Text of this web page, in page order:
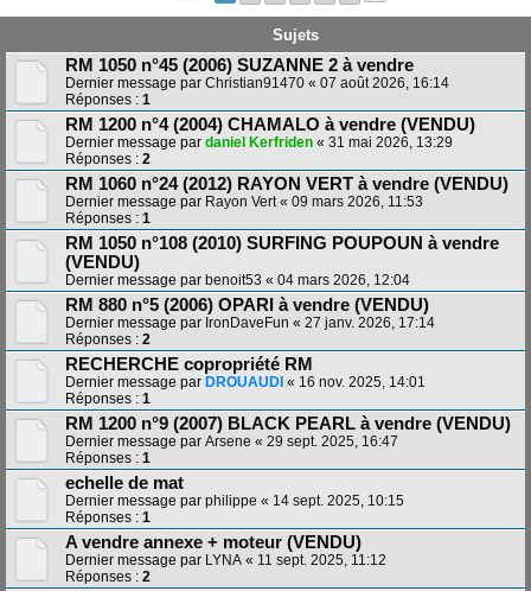
Sujets
RM 1050 n°45 (2006) SUZANNE 2 à vendre
Dernier message par Christian91470 « 07 août 2026, 16:14
Réponses : 1
RM 1200 n°4 (2004) CHAMALO à vendre (VENDU)
Dernier message par daniel Kerfriden « 31 mai 2026, 13:29
Réponses : 2
RM 1060 n°24 (2012) RAYON VERT à vendre (VENDU)
Dernier message par Rayon Vert« 09 mars 2026, 11:53
Réponses : 1
RM 1050 n°108 (2010) SURFING POUPOUN à vendre
(VENDU)
Dernier message par benoit53 « 04 mars 2026, 12:04
RM 880 n°5 (2006) OPARI à vendre (VENDU)
Dernier message par IronDaveFun « 27 janv. 2026, 17:14
Réponses : 2
RECHERCHE copropriété RM
Dernier message par DROUAUDI « 16 nov. 2025, 14:01
Réponses : 1
RM 1200 n°9 (2007) BLACK PEARL à vendre (VENDU)
Dernier message par Arsene « 29 sept. 2025, 16:47
Réponses : 1
echelle de mat
Dernier message par philippe « 14 sept. 2025, 10:15
Réponses : 1
A vendre annexe + moteur (VENDU)
Dernier message par LYNA « 11 sept. 2025, 11:12
Réponses : 2